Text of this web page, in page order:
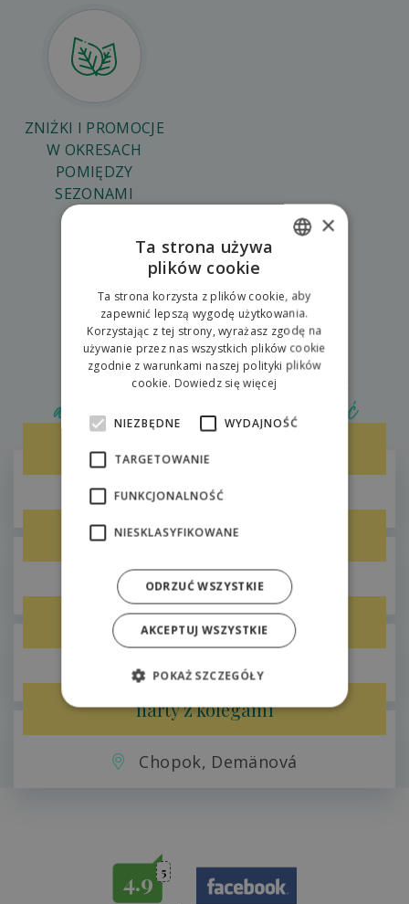
ZNIŻKI I PROMOCJE
W OKRESACH
POMIĘDZY
SEZONAMI
Wybierz spośród doświadczeń
biznesowych
Gry korporacyjne w Hilsonie
atmosferę, której musisz doświadczyć
Zorbing
Areál Hilson / Liptov
Bobslejowy
Žiarce
Degustacja rumu lub whisky
Areál Hilson
narty z kolegami
Chopok, Demänová
4.9 5
ENGLISH
POLISH
×
Ta strona używa
plików cookie
Ta strona korzysta z plików cookie, aby
zapewnić lepszą wygodę użytkowania.
Korzystając z tej strony, wyrażasz zgodę na
używanie przez nas wszystkich plików cookie
zgodnie z warunkami naszej polityki plików
cookie. Dowiedz się więcej
NIEZBĘDNE WYDAJNOŚĆ
TARGETOWANIE
FUNKCJONALNOŚĆ
NIESKLASYFIKOWANE
AKCEPTUJ WSZYSTKIE
ODRZUĆ WSZYSTKIE
POKAŻ SZCZEGÓŁY